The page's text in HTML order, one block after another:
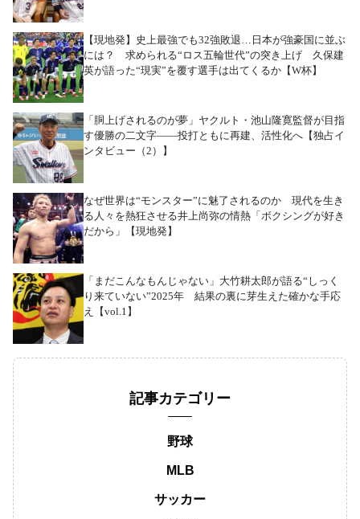
【現地発】史上最強でも32強敗退…日本が強豪国に並ぶ
には？ 求められる“ロス五輪世代”の突き上げ 久保建
英が語った“現実”を覆す選手は出てくるか【W杯】
「胴上げされるのが夢」ヤクルト・池山隆寛監督が目指
す優勝の二文字――投打ともに再建、活性化へ【独占イ
ンタビュー（2）】
なぜ世界は“モンスター”に魅了されるのか 現代を生き
る人々を熱狂させる井上尚弥の情熱「ボクシングが好き
だから」【現地発】
「まだこんなもんじゃない」大竹耕太郎が語る“しっく
り来ていない”2025年 結果の裏に芽生えた確かな手応
え【vol.1】
記事カテゴリー
野球
MLB
サッカー